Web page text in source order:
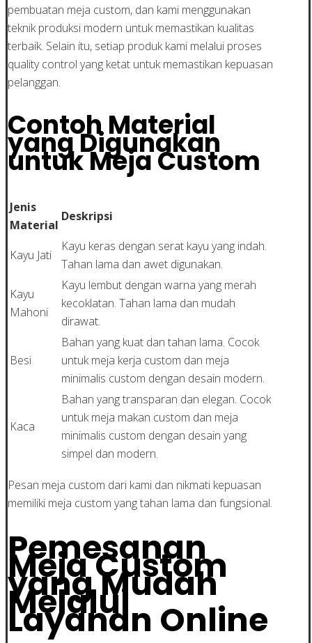
pembuatan meja custom, dan kami menggunakan
teknik produksi modern untuk memastikan kualitas
terbaik. Selain itu, setiap produk kami melalui proses
quality control yang ketat untuk memastikan kepuasan
pelanggan.
Contoh Material
yang Digunakan
untuk Meja Custom
Jenis
Material
Deskripsi
Kayu Jati
Kayu keras dengan serat kayu yang indah.
Tahan lama dan awet digunakan.
Kayu
Mahoni
Kayu lembut dengan warna yang merah
kecoklatan. Tahan lama dan mudah
dirawat.
Besi
Bahan yang kuat dan tahan lama. Cocok
untuk meja kerja custom dan meja
minimalis custom dengan desain modern.
Kaca
Bahan yang transparan dan elegan. Cocok
untuk meja makan custom dan meja
minimalis custom dengan desain yang
simpel dan modern.
Pesan meja custom dari kami dan nikmati kepuasan
memiliki meja custom yang tahan lama dan fungsional.
Pemesanan
Meja Custom
yang Mudah
Melalui
Layanan Online